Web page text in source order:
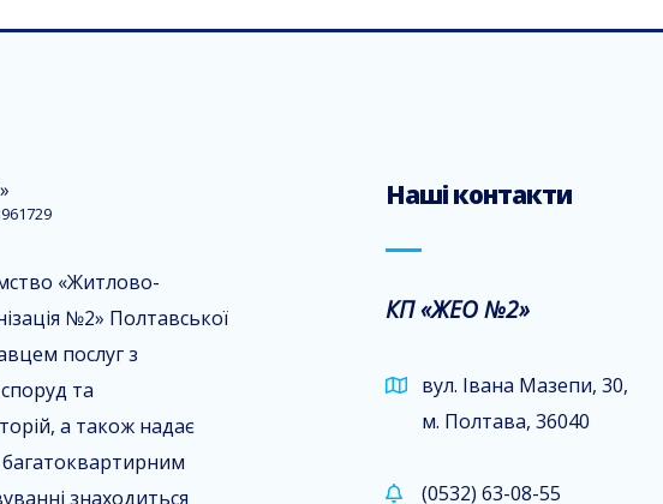
«Житлово-
№2» Полтавської
послуг з
та
а також надає
багатоквартирним
знаходиться
Наші контакти
КП «ЖЕО №2»
вул. Івана Мазепи, 30,
м. Полтава, 36040
(0532) 63-08-55